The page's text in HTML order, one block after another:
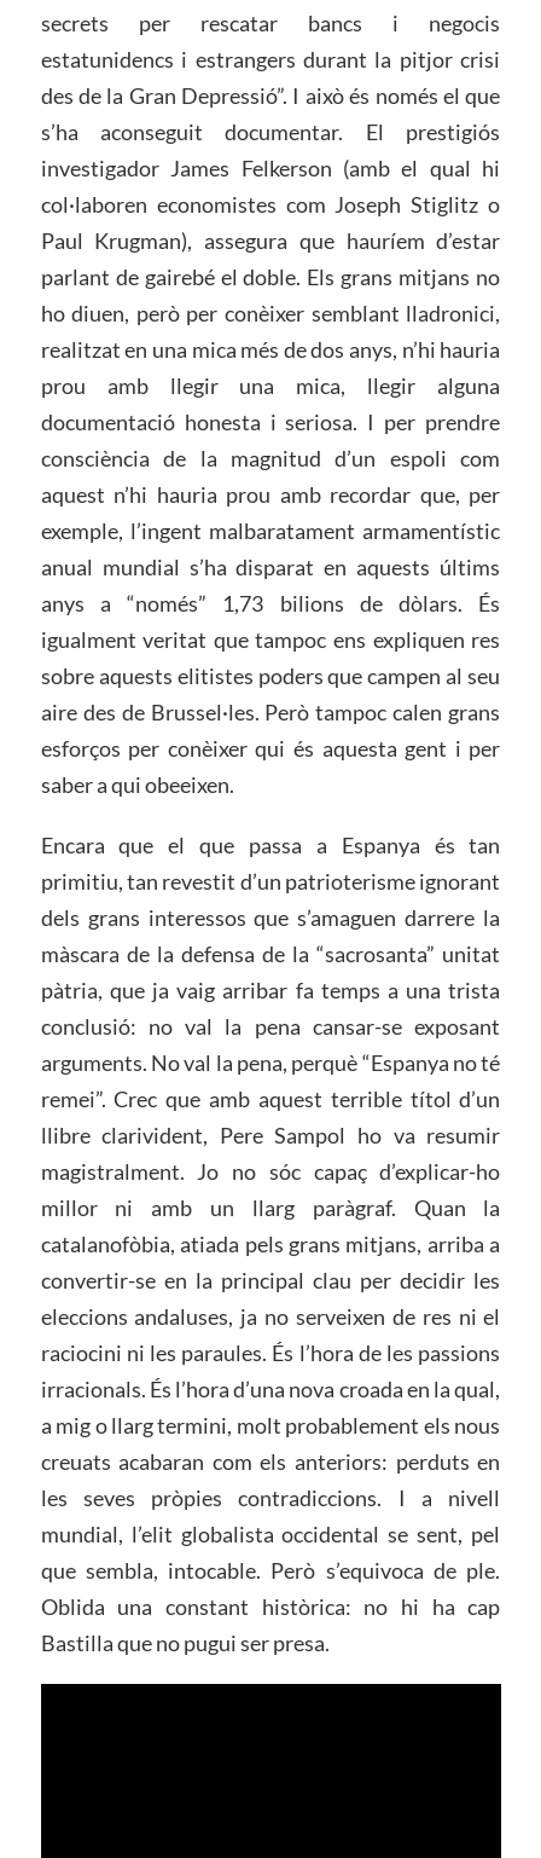
secrets per rescatar bancs i negocis
estatunidencs i estrangers durant la pitjor crisi
des de la Gran Depressió”. I això és només el que
s’ha aconseguit documentar. El prestigiós
investigador James Felkerson (amb el qual hi
col·laboren economistes com Joseph Stiglitz o
Paul Krugman), assegura que hauríem d’estar
parlant de gairebé el doble. Els grans mitjans no
ho diuen, però per conèixer semblant lladronici,
realitzat en una mica més de dos anys, n’hi hauria
prou amb llegir una mica, llegir alguna
documentació honesta i seriosa. I per prendre
consciència de la magnitud d’un espoli com
aquest n’hi hauria prou amb recordar que, per
exemple, l’ingent malbaratament armamentístic
anual mundial s’ha disparat en aquests últims
anys a “només” 1,73 bilions de dòlars. És
igualment veritat que tampoc ens expliquen res
sobre aquests elitistes poders que campen al seu
aire des de Brussel·les. Però tampoc calen grans
esforços per conèixer qui és aquesta gent i per
saber a qui obeeixen.
Encara que el que passa a Espanya és tan
primitiu, tan revestit d’un patrioterisme ignorant
dels grans interessos que s’amaguen darrere la
màscara de la defensa de la “sacrosanta” unitat
pàtria, que ja vaig arribar fa temps a una trista
conclusió: no val la pena cansar-se exposant
arguments. No val la pena, perquè “Espanya no té
remei”. Crec que amb aquest terrible títol d’un
llibre clarivident, Pere Sampol ho va resumir
magistralment. Jo no sóc capaç d’explicar-ho
millor ni amb un llarg paràgraf. Quan la
catalanofòbia, atiada pels grans mitjans, arriba a
convertir-se en la principal clau per decidir les
eleccions andaluses, ja no serveixen de res ni el
raciocini ni les paraules. És l’hora de les passions
irracionals. És l’hora d’una nova croada en la qual,
a mig o llarg termini, molt probablement els nous
creuats acabaran com els anteriors: perduts en
les seves pròpies contradiccions. I a nivell
mundial, l’elit globalista occidental se sent, pel
que sembla, intocable. Però s’equivoca de ple.
Oblida una constant històrica: no hi ha cap
Bastilla que no pugui ser presa.